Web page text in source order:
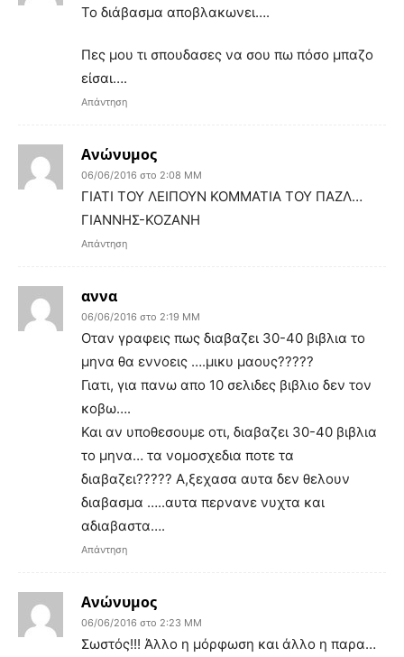
Το διάβασμα αποβλακωνει….
Πες μου τι σπουδασες να σου πω πόσο μπαζο
είσαι….
Απάντηση
Ανώνυμος
06/06/2016 στο 2:08 ΜΜ
ΓΙΑΤΙ ΤΟΥ ΛΕΙΠΟΥΝ ΚΟΜΜΑΤΙΑ ΤΟΥ ΠΑΖΛ…
ΓΙΑΝΝΗΣ-ΚΟΖΑΝΗ
Απάντηση
αννα
06/06/2016 στο 2:19 ΜΜ
Οταν γραφεις πως διαβαζει 30-40 βιβλια το
μηνα θα εννοεις ….μικυ μαους?????
Γιατι, για πανω απο 10 σελιδες βιβλιο δεν τον
κοβω….
Και αν υποθεσουμε οτι, διαβαζει 30-40 βιβλια
το μηνα… τα νομοσχεδια ποτε τα
διαβαζει????? Α,ξεχασα αυτα δεν θελουν
διαβασμα …..αυτα περνανε νυχτα και
αδιαβαστα….
Απάντηση
Ανώνυμος
06/06/2016 στο 2:23 ΜΜ
Σωστός!!! Άλλο η μόρφωση και άλλο η παρα…